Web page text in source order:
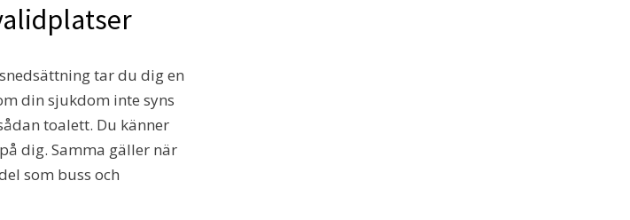
tar du dig en
din sjukdom inte syns
toalett. Du känner
dig. Samma gäller när
som buss och